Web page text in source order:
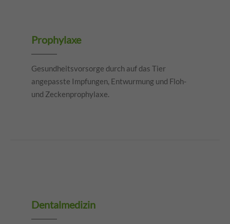
Prophylaxe
Gesundheitsvorsorge durch auf das Tier
angepasste Impfungen, Entwurmung und Floh-
und Zeckenprophylaxe.
Dentalmedizin